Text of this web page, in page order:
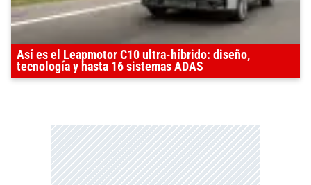
Así es el Leapmotor C10 ultra-híbrido: diseño,
tecnología y hasta 16 sistemas ADAS